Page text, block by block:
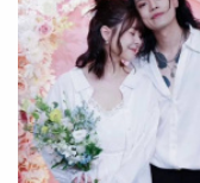
信，其實有科學根據
法，高雋雅則提到自
牌技，當天如果有月
錢，讓一旁鳳小岳皺
林也反問「越是這種
小岳進一步說「我天